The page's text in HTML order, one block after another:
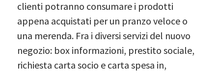
clienti potranno consumare i prodotti
appena acquistati per un pranzo veloce o
una merenda. Fra i diversi servizi del nuovo
negozio: box informazioni, prestito sociale,
richiesta carta socio e carta spesa in,